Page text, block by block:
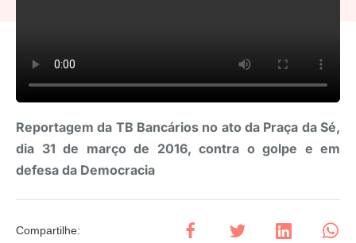
Reportagem da TB Bancários no ato da Praça da Sé,
dia 31 de março de 2016, contra o golpe e em
defesa da Democracia
Compartilhe: